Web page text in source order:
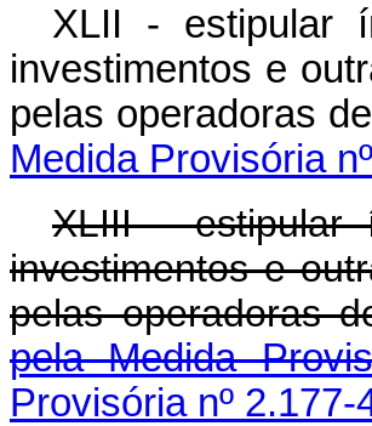
XLII - estipular
investimentos e
pelas operadoras
Medida Provisória
XLIII - estipular
investimentos e
pelas operadoras
pela Medida
Provisória nº